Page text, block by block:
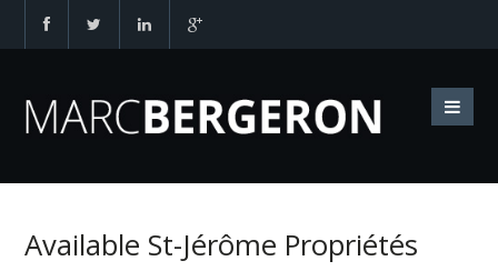
Available St-Jérôme Propriétés